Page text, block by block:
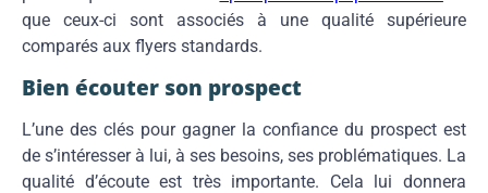
que ceux-ci sont associés à une qualité supérieure
comparés aux flyers standards.
Bien écouter son prospect
L’une des clés pour gagner la confiance du prospect est
de s’intéresser à lui, à ses besoins, ses problématiques. La
qualité d’écoute est très importante. Cela lui donnera